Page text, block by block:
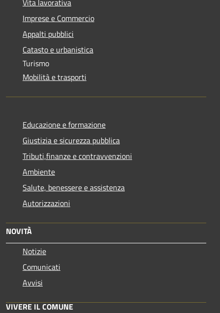
Imprese e Commercio
Appalti pubblici
Catasto e urbanistica
Turismo
Mobilità e trasporti
Educazione e formazione
Giustizia e sicurezza pubblica
Tributi,finanze e contravvenzioni
Ambiente
Salute, benessere e assistenza
Autorizzazioni
NOVITÀ
Notizie
Comunicati
Avvisi
VIVERE IL COMUNE